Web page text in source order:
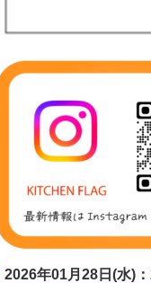
2026年01月28日(水)